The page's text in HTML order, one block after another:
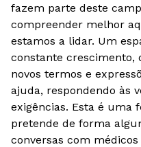
fazem parte deste
compreender melhor
estamos a lidar. Um
constante crescimento,
novos termos e
ajuda, respondendo às
exigências. Esta é uma
pretende de forma
conversas com